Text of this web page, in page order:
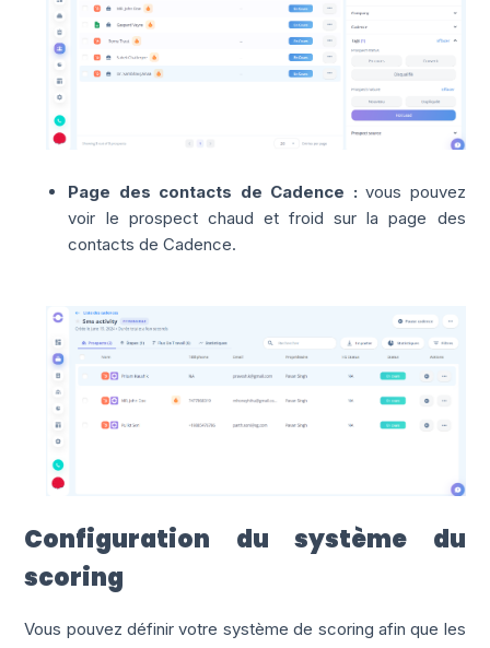
Page des contacts de Cadence : vous pouvez
voir le prospect chaud et froid sur lapage des
contactsde Cadence.
Configuration du système du
scoring
Vous pouvez définir votre système de scoring afin que les